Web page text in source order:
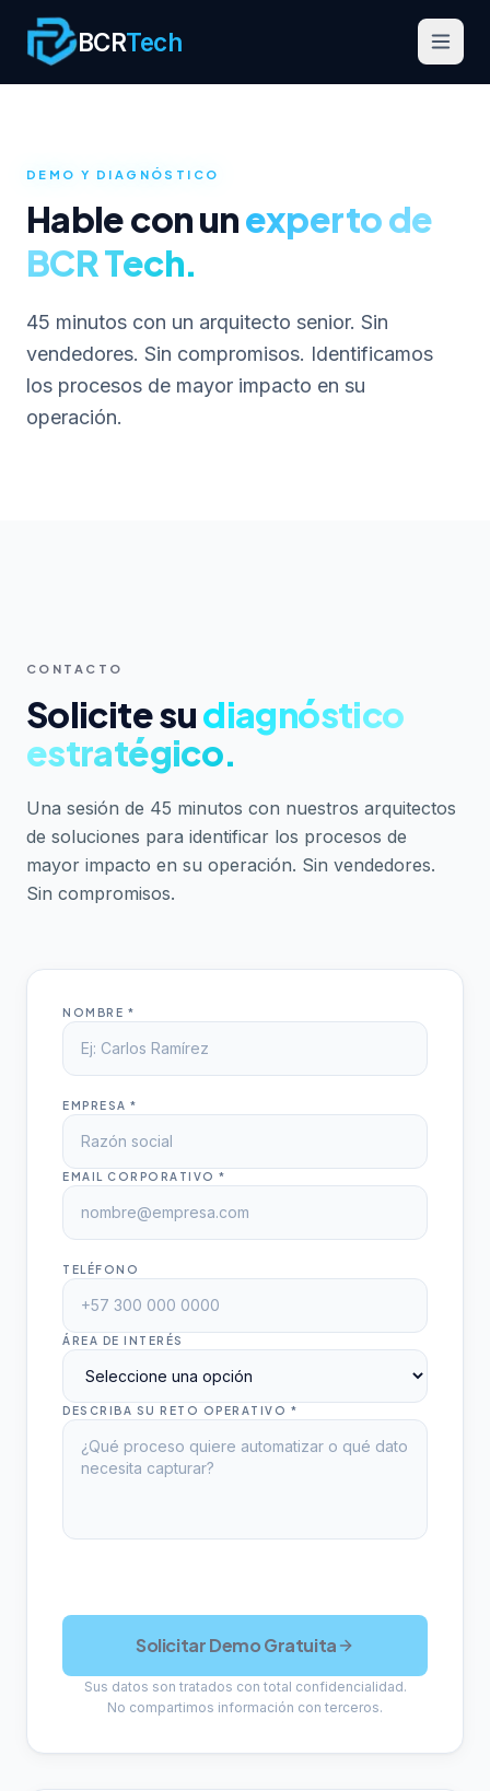
BCRTech
CAPACIDADES
Automatización Crítica
Inteligencia Operativa
Arquitectura Estratégica
Validata
DEMO Y DIAGNÓSTICO
Hable con unexperto de
BCR Tech.
45 minutos con un arquitecto senior. Sin
vendedores. Sin compromisos. Identificamos
los procesos de mayor impacto en su
operación.
CONTACTO
Solicite sudiagnóstico
estratégico.
Una sesión de 45 minutos con nuestros arquitectos
de soluciones para identificar los procesos de
mayor impacto en su operación. Sin vendedores.
Sin compromisos.
NOMBRE *
EMPRESA *
EMAIL CORPORATIVO *
TELÉFONO
ÁREA DE INTERÉS
DESCRIBA SU RETO OPERATIVO *
Solicitar Demo Gratuita
Sus datos son tratados con total confidencialidad.
No compartimos información con terceros.